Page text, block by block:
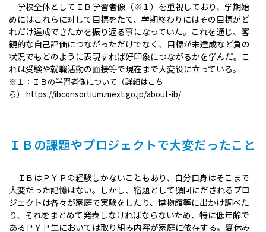
学校全体としてＩＢ学習者像（※１）を重視しており、学期始
めにはこれらに対して目標をたて、学期終わりにはその目標がど
れだけ達成できたかを振り返る事になっていた。これを通じ、客
観的な自己評価につながっただけでなく、目標が未達成など負の
状況でもどのように表現すれば好印象につながるかを学んだ。こ
れは受験や就職活動の面接等で現在まで大変役に立っている。
※１：ＩＢの学習者像について（詳細はこち
ら） https://ibconsortium.mext.go.jp/about-ib/
ＩＢの課題やプロジェクトで大変だったこと
ＩＢはＰＹＰの経験しかないこともあり、自分自身はそこまで
大変だった記憶はない。しかし、宿題として頻回にだされるプロ
ジェクトは各々が家庭で実験をしたり、博物館等に出かけ調べた
り、それをまとめて発表しなければならないため、特に低年齢で
あるＰＹＰ生においては取り組み内容が家庭に依存する。夏休み